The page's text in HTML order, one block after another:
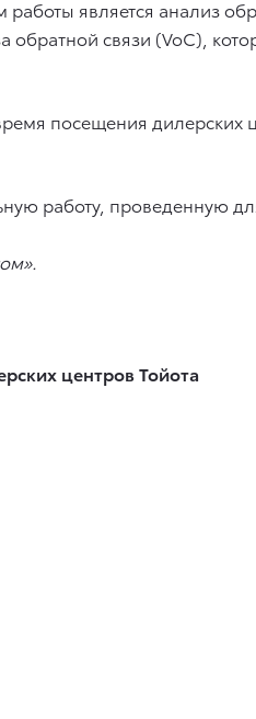
является анализ
связи (VoC),
посещения дилерских
работу, проведенную
центров Тойота